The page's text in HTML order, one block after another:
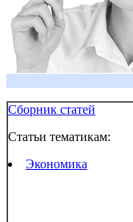
Сборник статей
Статьи тематикам:
Экономика